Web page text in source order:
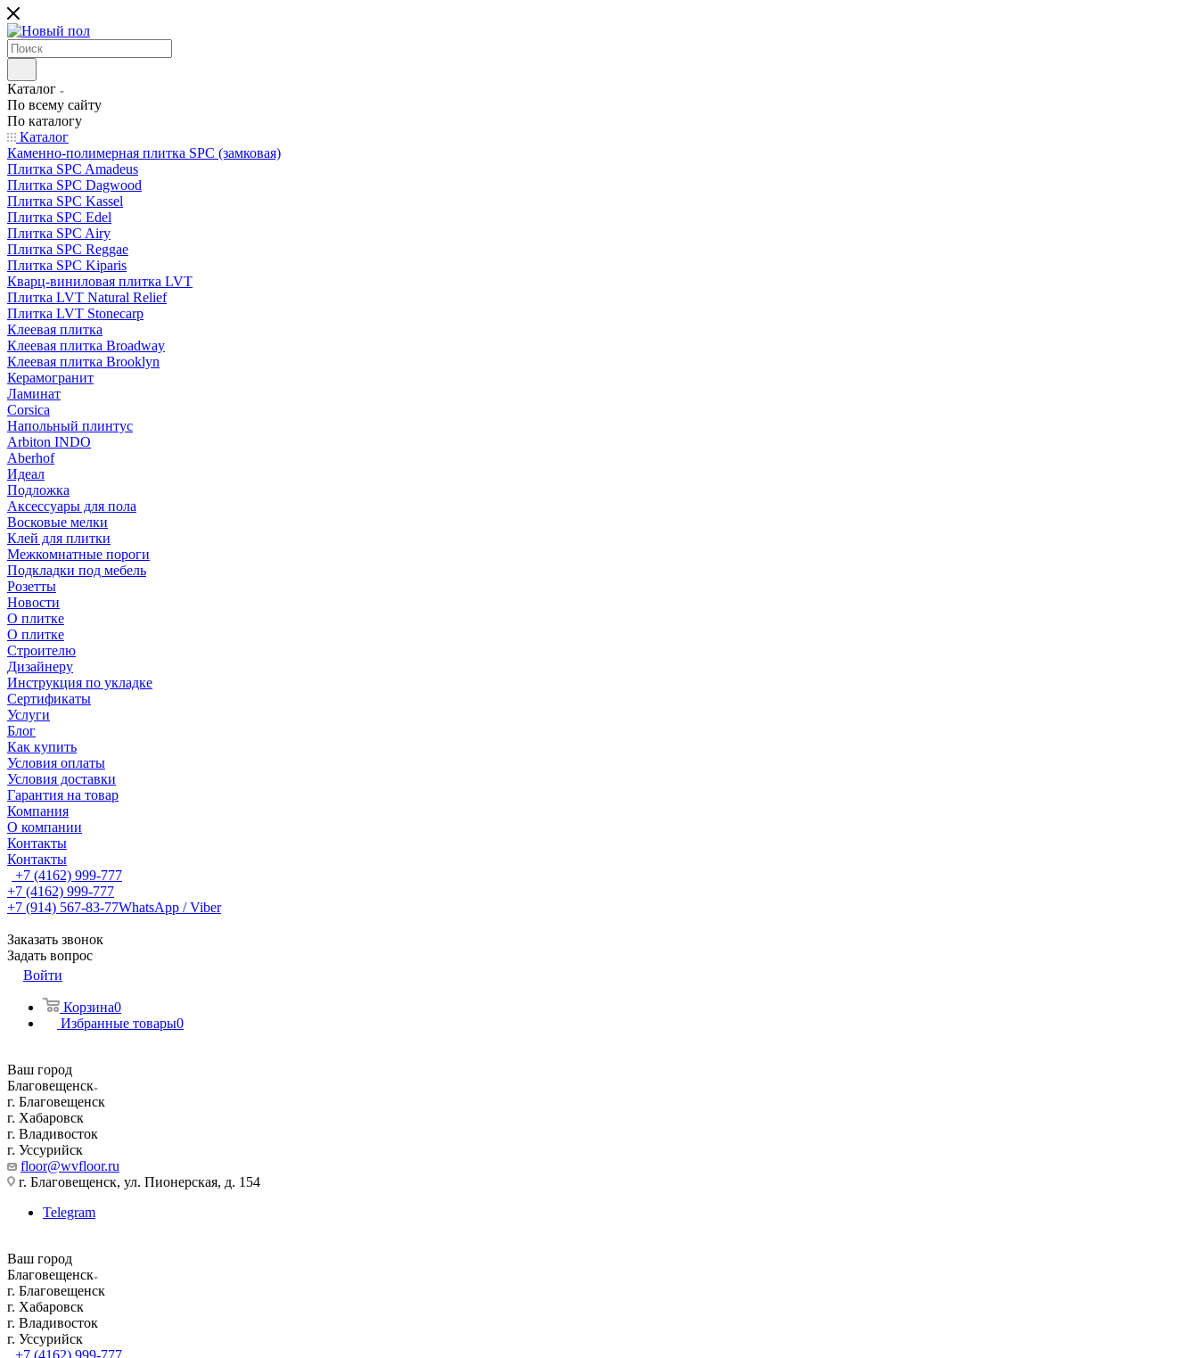
Каталог
По всему сайту
По каталогу
Каталог
Каменно-полимерная плитка SPC (замковая)
Плитка SPC Amadeus
Плитка SPC Dagwood
Плитка SPC Kassel
Плитка SPC Edel
Плитка SPC Airy
Плитка SPC Reggae
Плитка SPC Kiparis
Кварц-виниловая плитка LVT
Плитка LVT Natural Relief
Плитка LVT Stonecarp
Клеевая плитка
Клеевая плитка Broadway
Клеевая плитка Brooklyn
Керамогранит
Ламинат
Corsica
Напольный плинтус
Arbiton INDO
Aberhof
Идеал
Подложка
Аксессуары для пола
Восковые мелки
Клей для плитки
Межкомнатные пороги
Подкладки под мебель
Розетты
Новости
О плитке
О плитке
Строителю
Дизайнеру
Инструкция по укладке
Сертификаты
Услуги
Блог
Как купить
Условия оплаты
Условия доставки
Гарантия на товар
Компания
О компании
Контакты
Контакты
+7 (4162) 999-777
+7 (4162) 999-777
+7 (914) 567-83-77WhatsApp / Viber
Заказать звонок
Задать вопрос
Войти
Корзина0
Избранные товары0
Ваш город
Благовещенск
г. Благовещенск
г. Хабаровск
г. Владивосток
г. Уссурийск
floor@wvfloor.ru
г. Благовещенск, ул. Пионерская, д. 154
Telegram
Ваш город
Благовещенск
г. Благовещенск
г. Хабаровск
г. Владивосток
г. Уссурийск
+7 (4162) 999-777